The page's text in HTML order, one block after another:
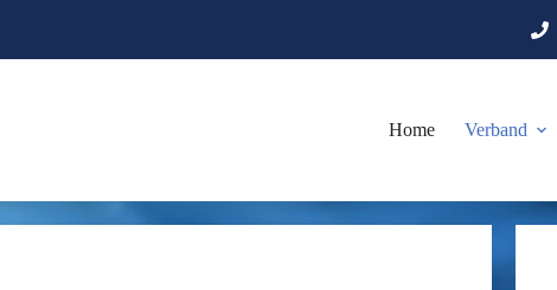
Home Verband